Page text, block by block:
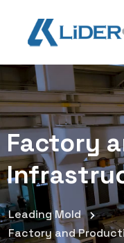
Factory
Leading Mold
Factory and